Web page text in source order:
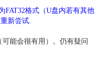
FAT32格式（U盘内若有其他
新尝试.
能会很有用）。仍有疑问